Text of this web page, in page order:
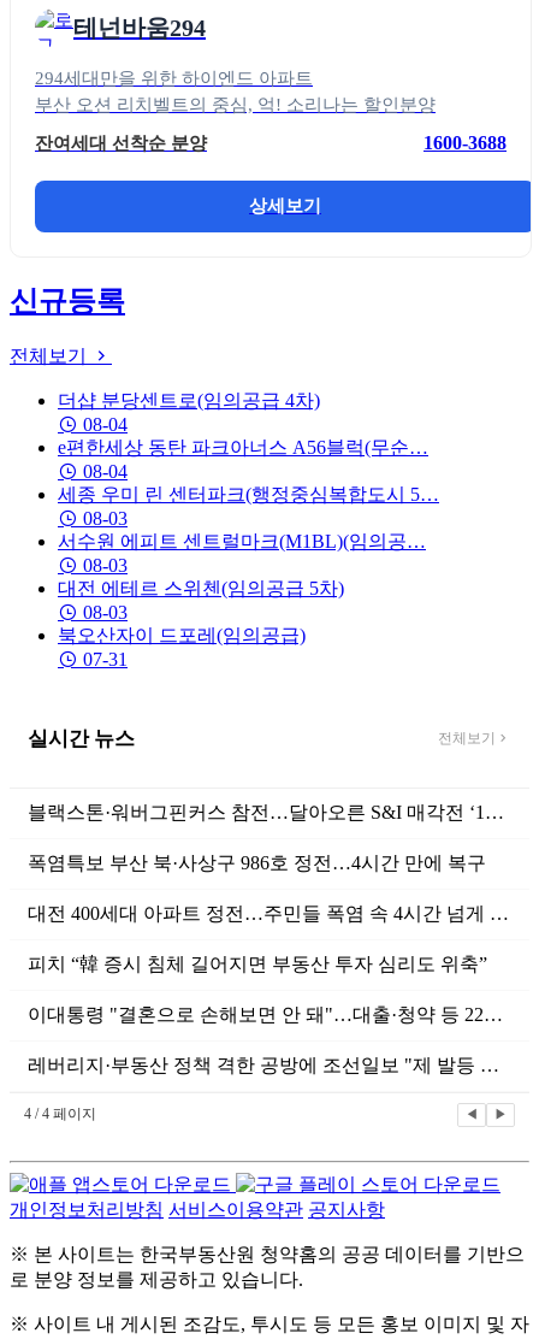
테넌바움294
294세대만을 위한 하이엔드 아파트
부산 오션 리치벨트의 중심, 억! 소리나는 할인분양
잔여세대 선착순 분양
1600-3688
상세보기
신규등록
전체보기
더샵 분당센트로(임의공급 4차)
08-04
e편한세상 동탄 파크아너스 A56블럭(무순…
08-04
세종 우미 린 센터파크(행정중심복합도시 5…
08-03
서수원 에피트 센트럴마크(M1BL)(임의공…
08-03
대전 에테르 스위첸(임의공급 5차)
08-03
북오산자이 드포레(임의공급)
07-31
실시간 뉴스 전체보기
블랙스톤·워버그핀커스 참전…달아오른 S&I 매각전 ‘1조 딜’ 될까 [M...
폭염특보 부산 북·사상구 986호 정전…4시간 만에 복구
대전 400세대 아파트 정전…주민들 폭염 속 4시간 넘게 불편(종합)
피치 “韓 증시 침체 길어지면 부동산 투자 심리도 위축”
이대통령 "결혼으로 손해보면 안 돼"…대출·청약 등 22개 제도 개선 추...
레버리지·부동산 정책 격한 공방에 조선일보 "제 발등 찍어"
4 / 4 페이지 ◀ ▶
개인정보처리방침 서비스이용약관 공지사항
※ 본 사이트는 한국부동산원 청약홈의 공공 데이터를 기반으
로 분양 정보를 제공하고 있습니다.
※ 사이트 내 게시된 조감도, 투시도 등 모든 홍보 이미지 및 자